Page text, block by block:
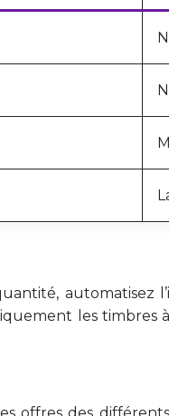
automatisez
les timbres